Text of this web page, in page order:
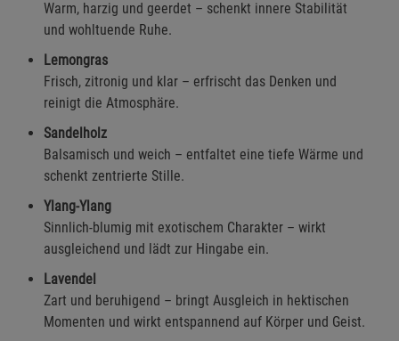
Warm, harzig und geerdet – schenkt innere Stabilität
und wohltuende Ruhe.
Lemongras
Frisch, zitronig und klar – erfrischt das Denken und
reinigt die Atmosphäre.
Sandelholz
Balsamisch und weich – entfaltet eine tiefe Wärme und
schenkt zentrierte Stille.
Ylang-Ylang
Sinnlich-blumig mit exotischem Charakter – wirkt
ausgleichend und lädt zur Hingabe ein.
Lavendel
Zart und beruhigend – bringt Ausgleich in hektischen
Momenten und wirkt entspannend auf Körper und Geist.